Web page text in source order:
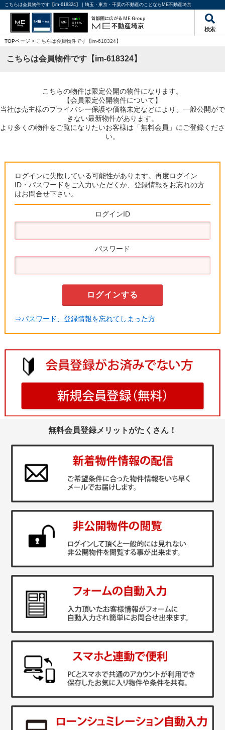
こちらは会員物件です【im-618324】｜埼玉・東京・千葉の不動産のことならME不動産埼京
検索
TOPページ > こちらは会員物件です【im-618324】
こちらは会員物件です【im-618324】
こちらの物件は限定公開の物件になります。
【会員限定公開物件について】
当社は売主様のプライバシー保護や価格未定などにより、一般公開がで
きない最新物件があります。
より多くの物件をご覧になりたいお客様は「無料会員」にご登録くださ
い。
ログインに失敗している可能性があります。再度ログイン
ID・パスワードをご入力いただくか、登録情報をお忘れの方
はお問合せ下さい。
ログインID
パスワード
⇒パスワード、登録情報を忘れてしまった方
無料会員登録メリットがたくさん！